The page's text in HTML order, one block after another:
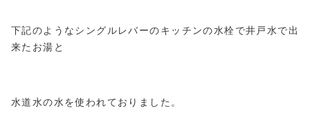
下記のようなシングルレバーのキッチンの水栓で井戸水で出
来たお湯と
水道水の水を使われておりました。